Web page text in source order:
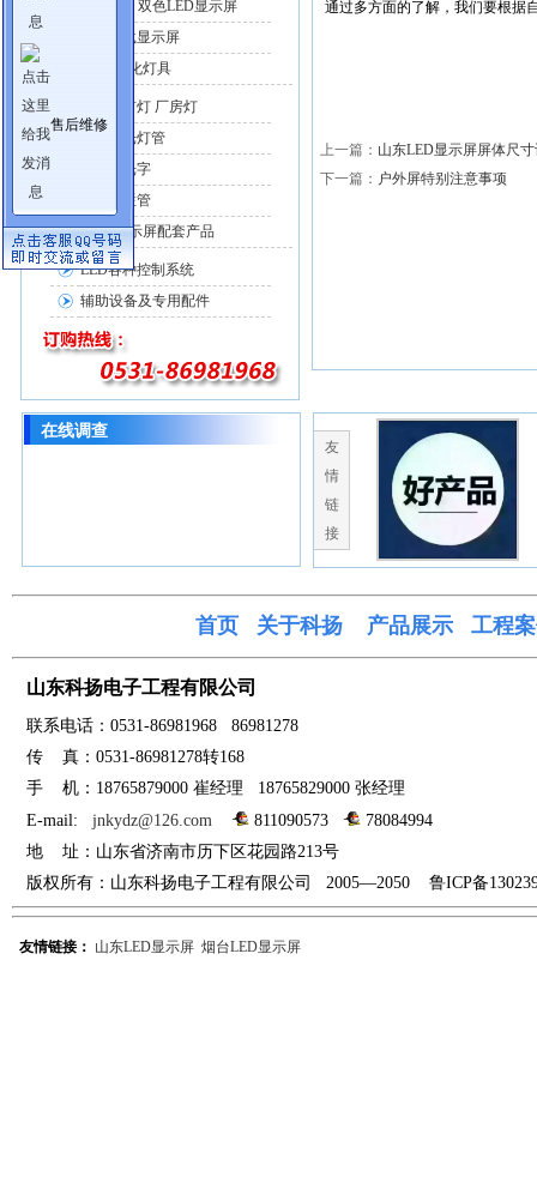
室内单、双色LED显示屏
LED车载显示屏
LED照明亮化灯具
LED工矿灯 厂房灯
LED日光灯管
LED发光字
LED护栏管
LED电子显示屏配套产品
LED各种控制系统
辅助设备及专用配件
通过多方面的了解，我们要根据
上一篇： 山东LED显示屏屏体尺
下一篇： 户外屏特别注意事项
售后维修
在线调查
友
情
链
接
首页 关于科扬 产品展示 工程
山东科扬电子工程有限公司
联系电话：0531-86981968 86981278
传 真：0531-86981278转168
手 机：18765879000 崔经理 18765829000 张经理
E-mail: jnkydz@126.com 811090573
78084994
地 址：山东省济南市历下区花园路213号
版权所有：山东科扬电子工程有限公司 2005—2050 鲁ICP备
友情链接： 山东LED显示屏 烟台LED显示屏